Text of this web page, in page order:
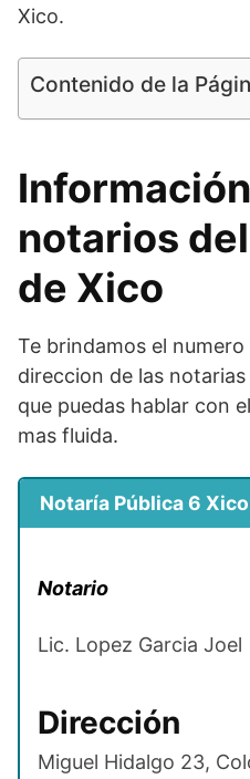
Xico.
Contenido de la
notarios
de Xico
Te brindamos el
direccion de las
que puedas hablar con
mas fluida.
Notaría Pública 6 Xico
Notario
Lic. Lopez Garcia Joel
Dirección
Miguel Hidalgo 23,